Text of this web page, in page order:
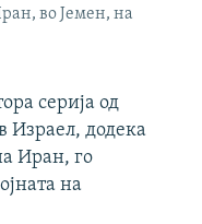
во Јемен, на
серија од
Израел, додека
Иран, го
на